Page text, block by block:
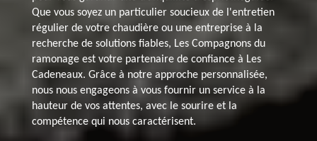
Que vous soyez un particulier soucieux de l'entretien
régulier de votre chaudière ou une entreprise à la
recherche de solutions fiables, Les Compagnons du
ramonage est votre partenaire de confiance à Les
Cadeneaux. Grâce à notre approche personnalisée,
nous nous engageons à vous fournir un service à la
hauteur de vos attentes, avec le sourire et la
compétence qui nous caractérisent.